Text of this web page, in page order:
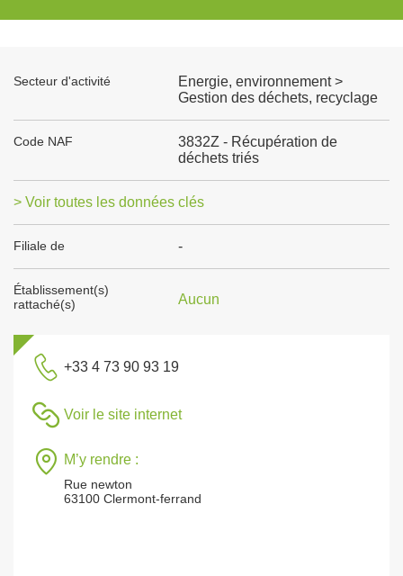
Secteur d'activité
Energie, environnement >
Gestion des déchets, recyclage
Code NAF
3832Z - Récupération de
déchets triés
> Voir toutes les données clés
Filiale de -
Établissement(s)
rattaché(s)
Aucun
+33 4 73 90 93 19
Voir le site internet
M’y rendre :
Rue newton
63100 Clermont-ferrand